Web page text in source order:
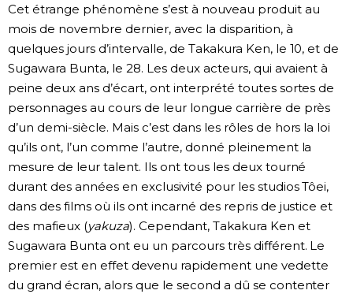
Cet étrange phénomène s’est à nouveau produit au
mois de novembre dernier, avec la disparition, à
quelques jours d’intervalle, de Takakura Ken, le 10, et de
Sugawara Bunta, le 28. Les deux acteurs, qui avaient à
peine deux ans d’écart, ont interprété toutes sortes de
personnages au cours de leur longue carrière de près
d’un demi-siècle. Mais c’est dans les rôles de hors la loi
qu’ils ont, l’un comme l’autre, donné pleinement la
mesure de leur talent. Ils ont tous les deux tourné
durant des années en exclusivité pour les studios Tôei,
dans des films où ils ont incarné des repris de justice et
des mafieux (yakuza). Cependant, Takakura Ken et
Sugawara Bunta ont eu un parcours très différent. Le
premier est en effet devenu rapidement une vedette
du grand écran, alors que le second a dû se contenter